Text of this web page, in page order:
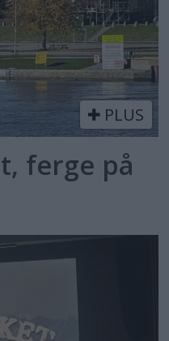
PLUS
ferge på